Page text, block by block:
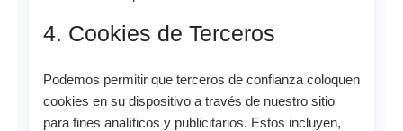
4. Cookies de Terceros
Podemos permitir que terceros de confianza coloquen
cookies en su dispositivo a través de nuestro sitio
para fines analíticos y publicitarios. Estos incluyen,